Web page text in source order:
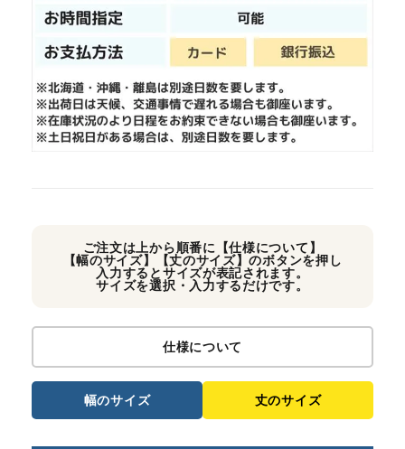
ご注文は上から順番に【仕様について】
【幅のサイズ】【丈のサイズ】のボタンを押し
入力するとサイズが表記されます。
サイズを選択・入力するだけです。
仕様について
幅のサイズ 丈のサイズ